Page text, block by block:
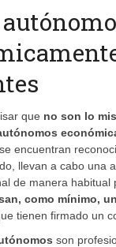
que no son lo
encuentran
llevan a cabo una
de manera habitual
como mínimo,
tienen firmado un
son